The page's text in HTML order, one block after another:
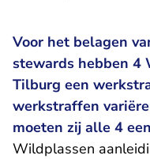
Voor het belagen
stewards hebben
Tilburg een
werkstraffen
moeten zij alle 4
Wildplassen